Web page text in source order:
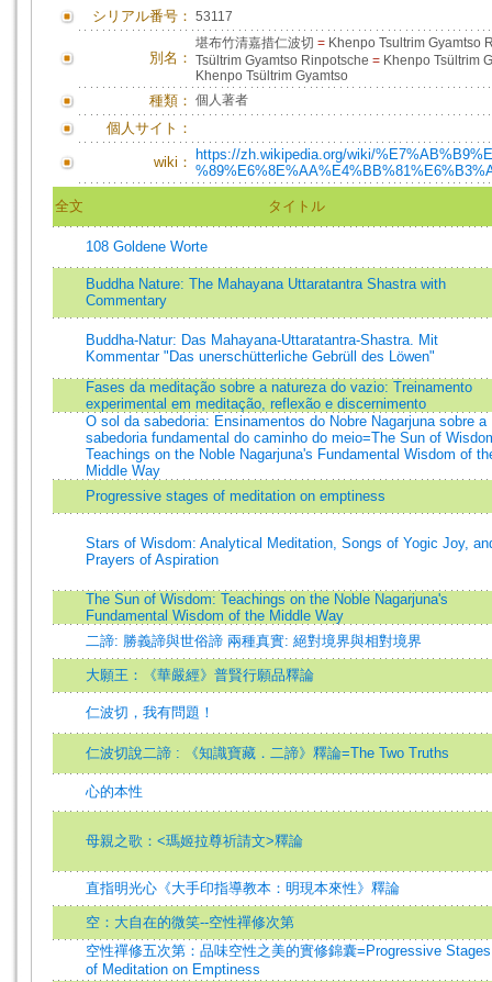
シリアル番号： 53117
別名：
堪布竹清嘉措仁波切 = Khenpo Tsultrim Gyamtso
Tsültrim Gyamtso Rinpotsche = Khenpo Tsültrim
Khenpo Tsültrim Gyamtso
種類： 個人著者
個人サイト：
wiki：
https://zh.wikipedia.org/wiki/
全文 タイトル
108 Goldene Worte
Buddha Nature: The Mahayana Uttaratantra Shastra with
Commentary
Buddha-Natur: Das Mahayana-Uttaratantra-Shastra. Mit
Kommentar "Das unerschütterliche Gebrüll des Löwen"
Fases da meditação sobre a natureza do vazio: Treinamento
experimental em meditação, reflexão e discernimento
O sol da sabedoria: Ensinamentos do Nobre Nagarjuna sobre a
sabedoria fundamental do caminho do meio=The Sun of
Teachings on the Noble Nagarjuna's Fundamental Wisdom of
Middle Way
Progressive stages of meditation on emptiness
Stars of Wisdom: Analytical Meditation, Songs of Yogic Joy,
Prayers of Aspiration
The Sun of Wisdom: Teachings on the Noble Nagarjuna's
Fundamental Wisdom of the Middle Way
二諦: 勝義諦與世俗諦 兩種真實: 絕對境界與相對境界
大願王：《華嚴經》普賢行願品釋論
仁波切，我有問題！
仁波切說二諦 : 《知識寶藏．二諦》釋論=The Two Truths
心的本性
母親之歌：<瑪姬拉尊祈請文>釋論
直指明光心《大手印指導教本：明現本來性》釋論
空：大自在的微笑--空性禪修次第
空性禪修五次第：品味空性之美的實修錦囊=Progressive Stages
of Meditation on Emptiness